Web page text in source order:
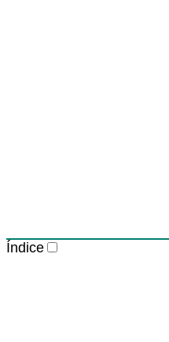
Índice